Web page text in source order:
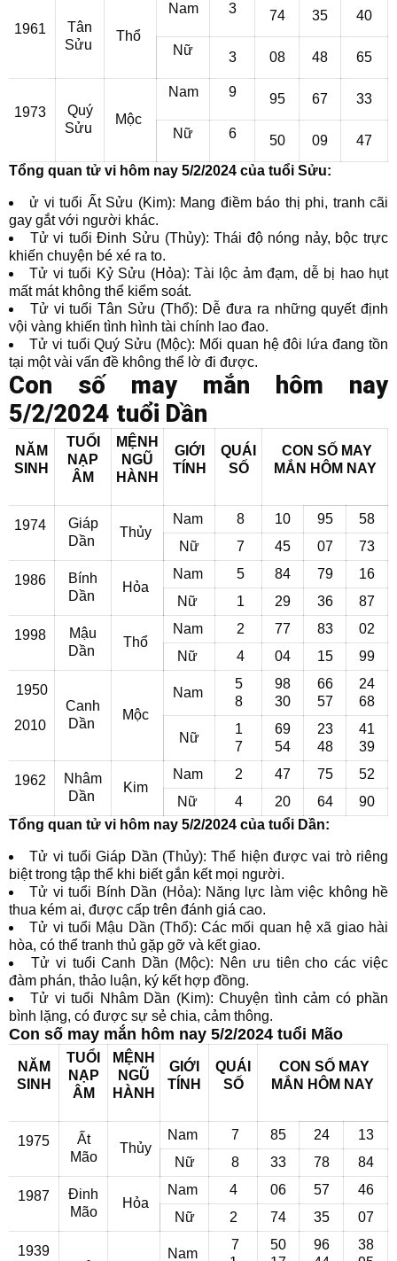
1961
Tân
Sửu
Thổ
Nam 3 74 35 40
Nữ 3 08 48 65
1973
Quý
Sửu
Mộc
Nam 9 95 67 33
Nữ 6 50 09
47
Tổng quan tử vi hôm nay 5/2/2024 của tuổi Sửu:
ử vi tuổi Ất Sửu (Kim): Mang điềm báo thị phi, tranh cãi
gay gắt với người khác.
Tử vi tuổi Đinh Sửu (Thủy): Thái độ nóng nảy, bộc trực
khiến chuyện bé xé ra to.
Tử vi tuổi Kỷ Sửu (Hỏa): Tài lộc ảm đạm, dễ bị hao hụt
mất mát không thể kiểm soát.
Tử vi tuổi Tân Sửu (Thổ): Dễ đưa ra những quyết định
vội vàng khiến tình hình tài chính lao đao.
Tử vi tuổi Quý Sửu (Mộc): Mối quan hệ đôi lứa đang tồn
tại một vài vấn đề không thể lờ đi được.
Con số may mắn hôm nay
5/2/2024 tuổi Dần
NĂM
SINH
TUỔI
NẠP
ÂM
MỆNH
NGŨ
HÀNH
GIỚI
TÍNH
QUÁI
SỐ
CON SỐ MAY
MẮN HÔM NAY
1974
Giáp
Dần
Thủy
Nam 8 10 95
58
Nữ
7 45 07 73
1986
Bính
Dần
Hỏa
Nam 5 84 79
16
Nữ
1 29 36 87
1998
Mậu
Dần
Thổ
Nam 2 77 83
02
Nữ
4 04 15 99
1950
2010
Canh
Dần
Mộc
Nam
5
8
98
30
66
57
24
68
Nữ
1
7
69
54
23
48
41
39
1962
Nhâm
Dần
Kim
Nam 2 47 75
52
Nữ
4 20 64
90
Tổng quan tử vi hôm nay 5/2/2024 của tuổi Dần:
Tử vi tuổi Giáp Dần (Thủy): Thể hiện được vai trò riêng
biệt trong tập thể khi biết gắn kết mọi người.
Tử vi tuổi Bính Dần (Hỏa): Năng lực làm việc không hề
thua kém ai, được cấp trên đánh giá cao.
Tử vi tuổi Mậu Dần (Thổ): Các mối quan hệ xã giao hài
hòa, có thể tranh thủ gặp gỡ và kết giao.
Tử vi tuổi Canh Dần (Mộc): Nên ưu tiên cho các việc
đàm phán, thảo luận, ký kết hợp đồng.
Tử vi tuổi Nhâm Dần (Kim): Chuyện tình cảm có phần
bình lặng, có được sự sẻ chia, cảm thông.
Con số may mắn hôm nay 5/2/2024 tuổi Mão
NĂM
SINH
TUỔI
NẠP
ÂM
MỆNH
NGŨ
HÀNH
GIỚI
TÍNH
QUÁI
SỐ
CON SỐ MAY
MẮN HÔM NAY
1975
Ất
Mão
Thủy
Nam 7 85 24
13
Nữ
8 33 78 84
1987
Đinh
Mão
Hỏa
Nam 4 06 57
46
Nữ
2 74 35 07
1939
Nam
7
50
96
38